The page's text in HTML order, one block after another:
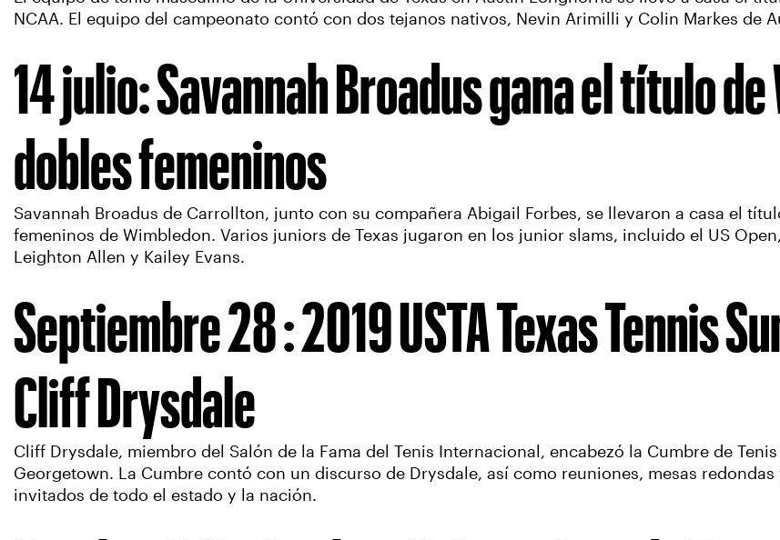
NCAA. El equipo del campeonato contó con dos tejanos nativos, Nevin Arimilli y Colin Markes de
14 julio: Savannah Broadus gana el título
dobles femeninos
Savannah Broadus de Carrollton, junto con su compañera Abigail Forbes, se llevaron a casa el
femeninos de Wimbledon. Varios juniors de Texas jugaron en los junior slams, incluido el US
Leighton Allen y Kailey Evans.
Septiembre 28 : 2019 USTA Texas Tennis
Cliff Drysdale
Cliff Drysdale, miembro del Salón de la Fama del Tenis Internacional, encabezó la Cumbre de
Georgetown. La Cumbre contó con un discurso de Drysdale, así como reuniones, mesas
invitados de todo el estado y la nación.